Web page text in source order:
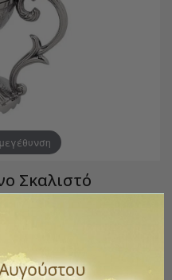
Σκαλιστό